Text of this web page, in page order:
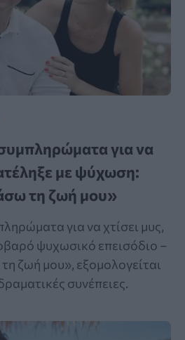
για να
με ψύχωση:
τη ζωή μου»
για να χτίσει μυς,
ψυχωσικό επεισόδιο –
ζωή μου», εξομολογείται
συνέπειες.